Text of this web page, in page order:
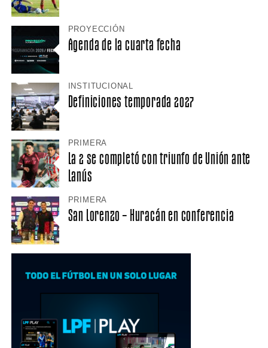
PROYECCIÓN
Agenda de la cuarta fecha
INSTITUCIONAL
Definiciones temporada 2027
PRIMERA
La 2 se completó con triunfo de Unión ante
Lanús
PRIMERA
San Lorenzo – Huracán en conferencia